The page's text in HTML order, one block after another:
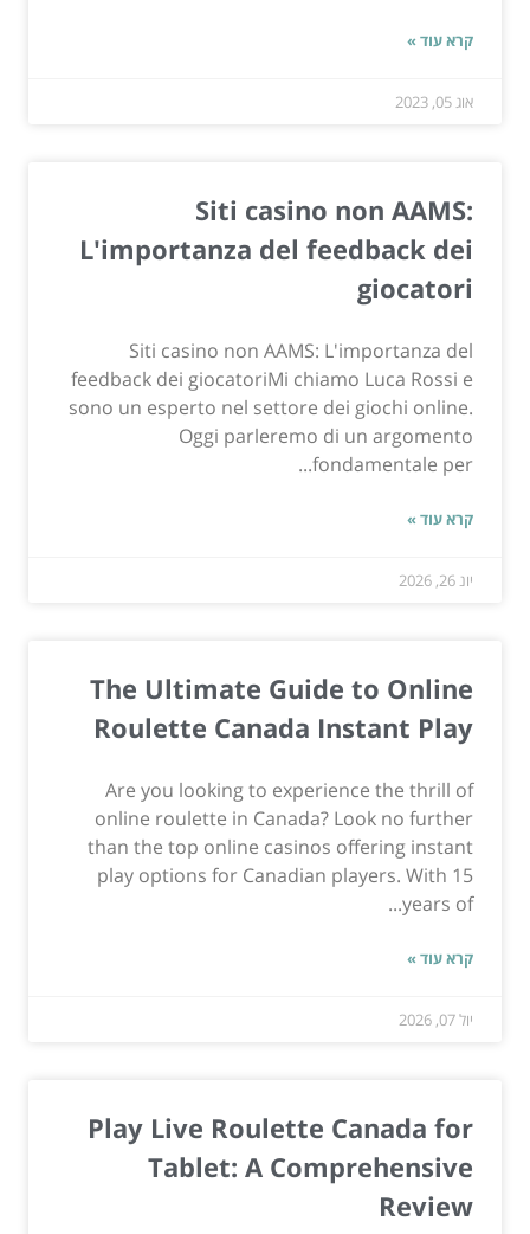
קרא עוד »
אוג 05, 2023
Siti casino non AAMS:
L'importanza del feedback dei
giocatori
Siti casino non AAMS: L'importanza del
feedback dei giocatoriMi chiamo Luca Rossi e
sono un esperto nel settore dei giochi online.
Oggi parleremo di un argomento
fondamentale per...
קרא עוד »
יונ 26, 2026
The Ultimate Guide to Online
Roulette Canada Instant Play
Are you looking to experience the thrill of
online roulette in Canada? Look no further
than the top online casinos offering instant
play options for Canadian players. With 15
years of...
קרא עוד »
יול 07, 2026
Play Live Roulette Canada for
Tablet: A Comprehensive
Review